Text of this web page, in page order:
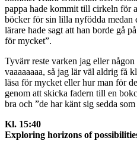
pappa hade kommit till cirkeln för
böcker för sin lilla nyfödda medan
lärare hade sagt att han borde gå
för mycket”.
Tyvärr reste varken jag eller
vaaaaaaaa, så jag lär väl aldrig få
läsa för mycket eller hur man för
genom att skicka fadern till en
bra och ”de har känt sig sedda
Kl. 15:40
Exploring horizons of